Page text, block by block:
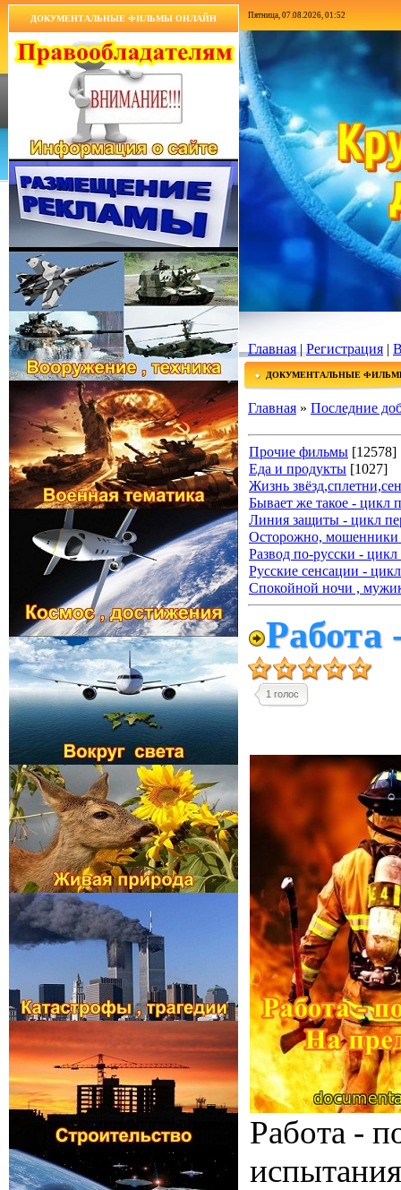
ДОКУМЕНТАЛЬНЫЕ ФИЛЬМЫ ОНЛАЙН Пятница, 07.08.2026, 01:52
Главная|Регистрация |
ДОКУМЕНТАЛЬНЫЕ
Главная » Последние
Прочие фильмы [12578]
Еда и продукты [1027]
Жизнь
Бывает же такое - цикл
Линия защиты - цикл
Осторожно, мошенники
Развод по-русски - цикл
Русские сенсации -
Спокойной ночи ,
Работа
1 голос
Работа -